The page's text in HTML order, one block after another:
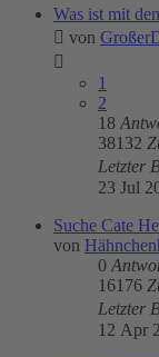
Was ist mit
von
1
2
18
38132
Letzter
23 Jul
Suche Cate
von
0
16176
Letzter
12 Apr